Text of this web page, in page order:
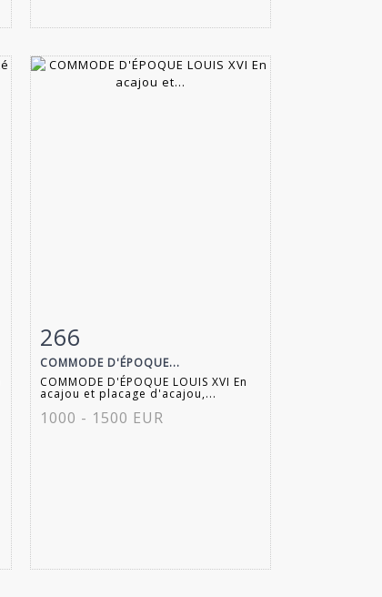
Item detail
266
COMMODE D'ÉPOQUE...
COMMODE D'ÉPOQUE LOUIS XVI En
acajou et placage d'acajou,...
1000 - 1500 EUR